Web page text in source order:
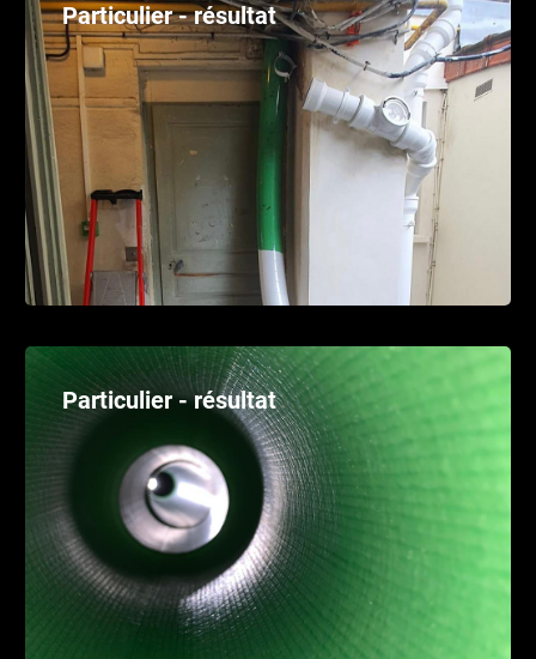
Particulier - résultat
Particulier - résultat